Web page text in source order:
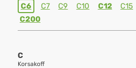
C6 C7 C9 C10 C12 C15
C200
C
Korsakoff